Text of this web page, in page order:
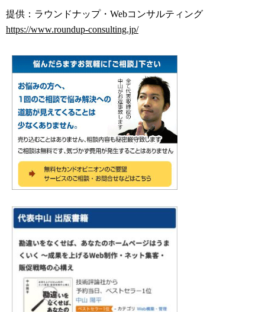
提供：ラウンドナップ・Webコンサルティング
https://www.roundup-consulting.jp/